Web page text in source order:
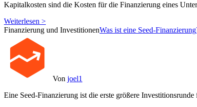
Kapitalkosten sind die Kosten für die Finanzierung eines
Weiterlesen >
Finanzierung und InvestitionenWas ist eine Seed-
Von joel1
Eine Seed-Finanzierung ist die erste größere